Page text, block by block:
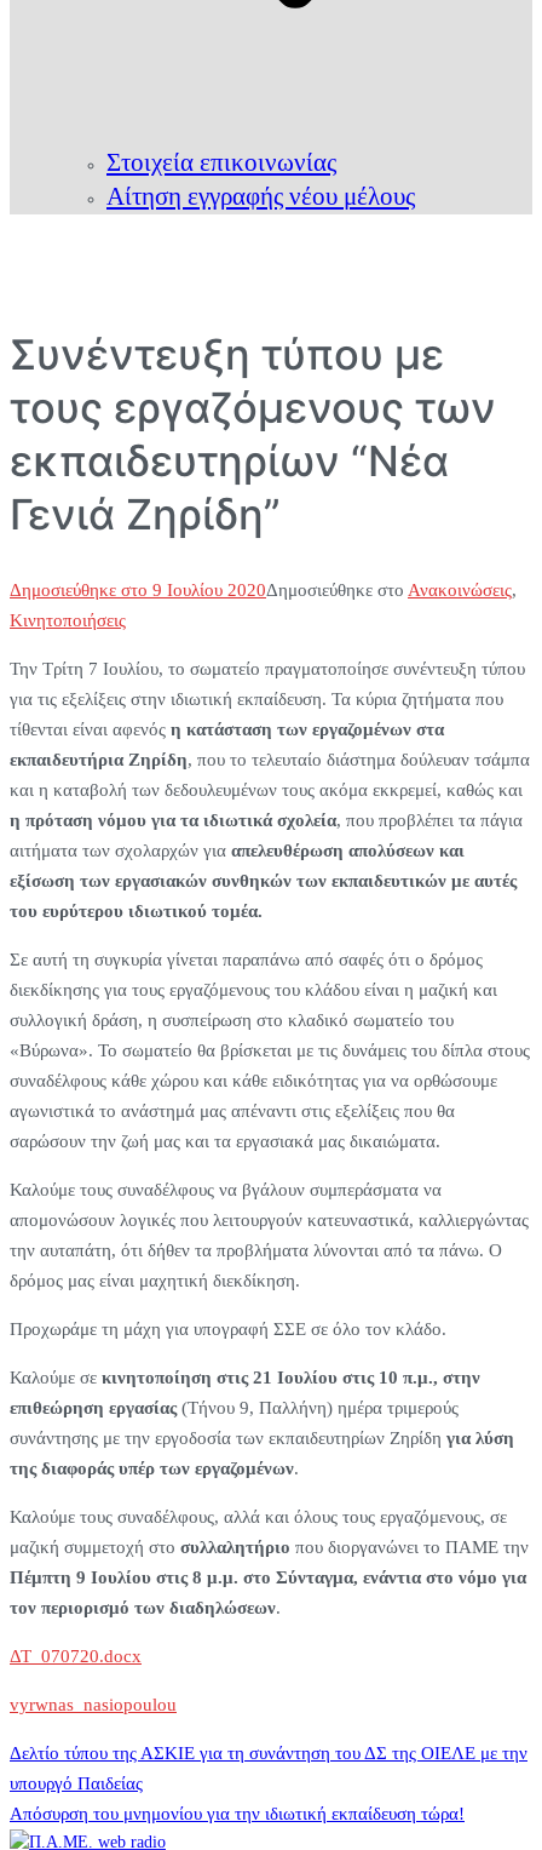
Στοιχεία επικοινωνίας
Αίτηση εγγραφής νέου μέλους
Συνέντευξη τύπου με
τους εργαζόμενους των
εκπαιδευτηρίων “Νέα
Γενιά Ζηρίδη”
Δημοσιεύθηκε στο 9 Ιουλίου 2020Δημοσιεύθηκε στο Ανακοινώσεις,
Κινητοποιήσεις
Την Τρίτη 7 Ιουλίου, το σωματείο πραγματοποίησε συνέντευξη τύπου
για τις εξελίξεις στην ιδιωτική εκπαίδευση. Τα κύρια ζητήματα που
τίθενται είναι αφενός η κατάσταση των εργαζομένων στα
εκπαιδευτήρια Ζηρίδη, που το τελευταίο διάστημα δούλευαν τσάμπα
και η καταβολή των δεδουλευμένων τους ακόμα εκκρεμεί, καθώς και
η πρόταση νόμου για τα ιδιωτικά σχολεία, που προβλέπει τα πάγια
αιτήματα των σχολαρχών για απελευθέρωση απολύσεων και
εξίσωση των εργασιακών συνθηκών των εκπαιδευτικών με αυτές
του ευρύτερου ιδιωτικού τομέα.
Σε αυτή τη συγκυρία γίνεται παραπάνω από σαφές ότι ο δρόμος
διεκδίκησης για τους εργαζόμενους του κλάδου είναι η μαζική και
συλλογική δράση, η συσπείρωση στο κλαδικό σωματείο του
«Βύρωνα». Το σωματείο θα βρίσκεται με τις δυνάμεις του δίπλα στους
συναδέλφους κάθε χώρου και κάθε ειδικότητας για να ορθώσουμε
αγωνιστικά το ανάστημά μας απέναντι στις εξελίξεις που θα
σαρώσουν την ζωή μας και τα εργασιακά μας δικαιώματα.
Καλούμε τους συναδέλφους να βγάλουν συμπεράσματα να
απομονώσουν λογικές που λειτουργούν κατευναστικά, καλλιεργώντας
την αυταπάτη, ότι δήθεν τα προβλήματα λύνονται από τα πάνω. Ο
δρόμος μας είναι μαχητική διεκδίκηση.
Προχωράμε τη μάχη για υπογραφή ΣΣΕ σε όλο τον κλάδο.
Καλούμε σε κινητοποίηση στις 21 Ιουλίου στις 10 π.μ., στην
επιθεώρηση εργασίας(Τήνου 9, Παλλήνη) ημέρα τριμερούς
συνάντησης με την εργοδοσία των εκπαιδευτηρίων Ζηρίδη για λύση
της διαφοράς υπέρ των εργαζομένων.
Καλούμε τους συναδέλφους, αλλά και όλους τους εργαζόμενους, σε
μαζική συμμετοχή στο συλλαλητήριο που διοργανώνει το ΠΑΜΕ την
Πέμπτη 9 Ιουλίου στις 8 μ.μ. στο Σύνταγμα, ενάντια στο νόμο για
τον περιορισμό των διαδηλώσεων.
ΔΤ_070720.docx
vyrwnas_nasiopoulou
Πλοήγηση
Δελτίο τύπου της ΑΣΚΙΕ για τη συνάντηση του ΔΣ της ΟΙΕΛΕ με την
υπουργό Παιδείας
Απόσυρση του μνημονίου για την ιδιωτική εκπαίδευση τώρα!